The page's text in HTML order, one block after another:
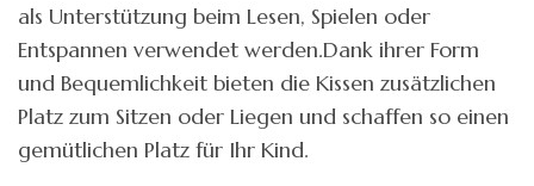
als Unterstützung beim Lesen, Spielen oder
Entspannen verwendet werden.Dank ihrer Form
und Bequemlichkeit bieten die Kissen zusätzlichen
Platz zum Sitzen oder Liegen und schaffen so einen
gemütlichen Platz für Ihr Kind.